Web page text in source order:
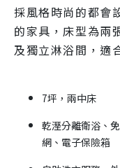
採風格時尚的都會
的家具，床型為兩
及獨立淋浴間，適
7坪，兩中床
乾溼分離衛浴、
網、電子保險箱